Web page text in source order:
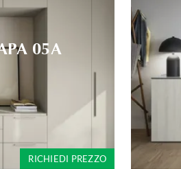
05A
RICHIEDI PREZZO